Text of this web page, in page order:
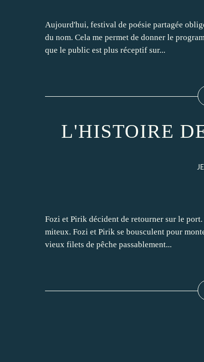
Aujourd'hui, festival de poésie partagée
du nom. Cela me permet de donner le
que le public est plus réceptif sur...
L'HISTOIRE
Fozi et Pirik décident de retourner sur le
miteux. Fozi et Pirik se bousculent pour
vieux filets de pêche passablement...